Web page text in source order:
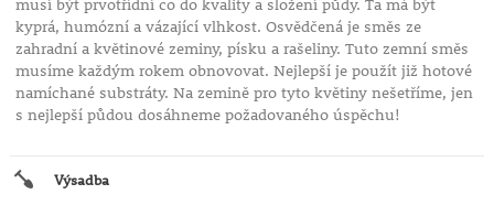
musí být prvotřídní co do kvality a složení půdy. Ta má být
kyprá, humózní a vázající vlhkost. Osvědčená je směs ze
zahradní a květinové zeminy, písku a rašeliny. Tuto zemní směs
musíme každým rokem obnovovat. Nejlepší je použít již hotové
namíchané substráty. Na zemině pro tyto květiny nešetříme, jen
s nejlepší půdou dosáhneme požadovaného úspěchu!
Výsadba